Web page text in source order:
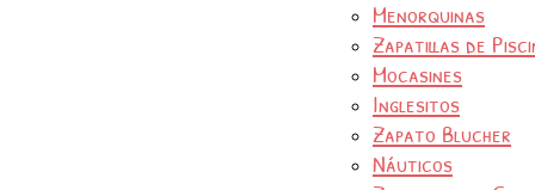
Menorquinas
Zapatillas de
Mocasines
Inglesitos
Zapato Blucher
Náuticos